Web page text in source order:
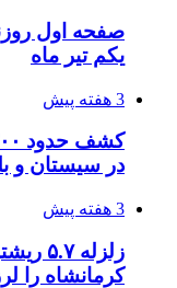
صفحه اول
یکم تیر ماه
3 هفته پیش
در سیستان و
3 هفته پیش
کرمانشاه را